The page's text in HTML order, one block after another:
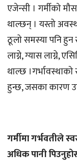
एजेन्सी । गर्मीको
थाल्छन् । यस्तो
ठूलो समस्या पनि हुन
लाग्ने, ग्यास लाग्ने,
थाल्छ
हुन्छ, जसका कारण
गर्मीमा गर्भवतीले
अधिक पानी